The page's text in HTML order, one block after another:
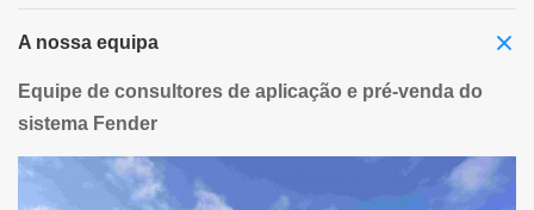
A nossa equipa
Equipe de consultores de aplicação e pré-venda do
sistema Fender